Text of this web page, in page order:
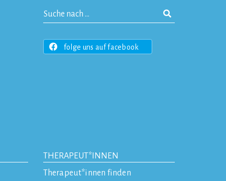
folge uns auf facebook
THERAPEUT*INNEN
Therapeut*innen finden